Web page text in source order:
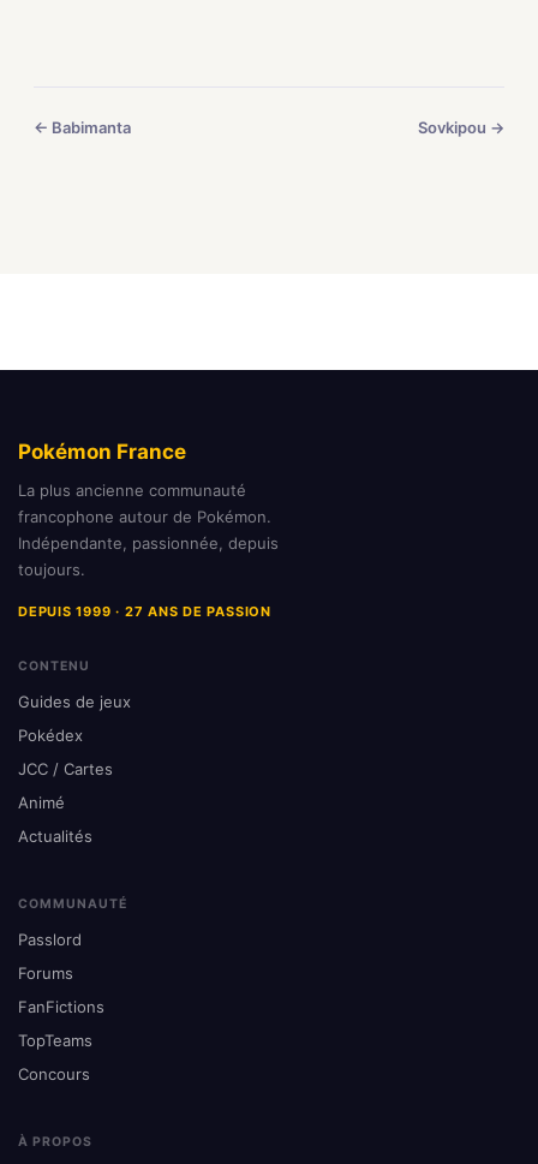
← Babimanta Sovkipou →
Pokémon France
La plus ancienne communauté
francophone autour de Pokémon.
Indépendante, passionnée, depuis
toujours.
DEPUIS 1999 · 27 ANS DE PASSION
CONTENU
Guides de jeux
Pokédex
JCC / Cartes
Animé
Actualités
COMMUNAUTÉ
Passlord
Forums
FanFictions
TopTeams
Concours
À PROPOS